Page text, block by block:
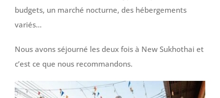
budgets, un marché nocturne, des hébergements
variés…
Nous avons séjourné les deux fois à New Sukhothai et
c’est ce que nous recommandons.